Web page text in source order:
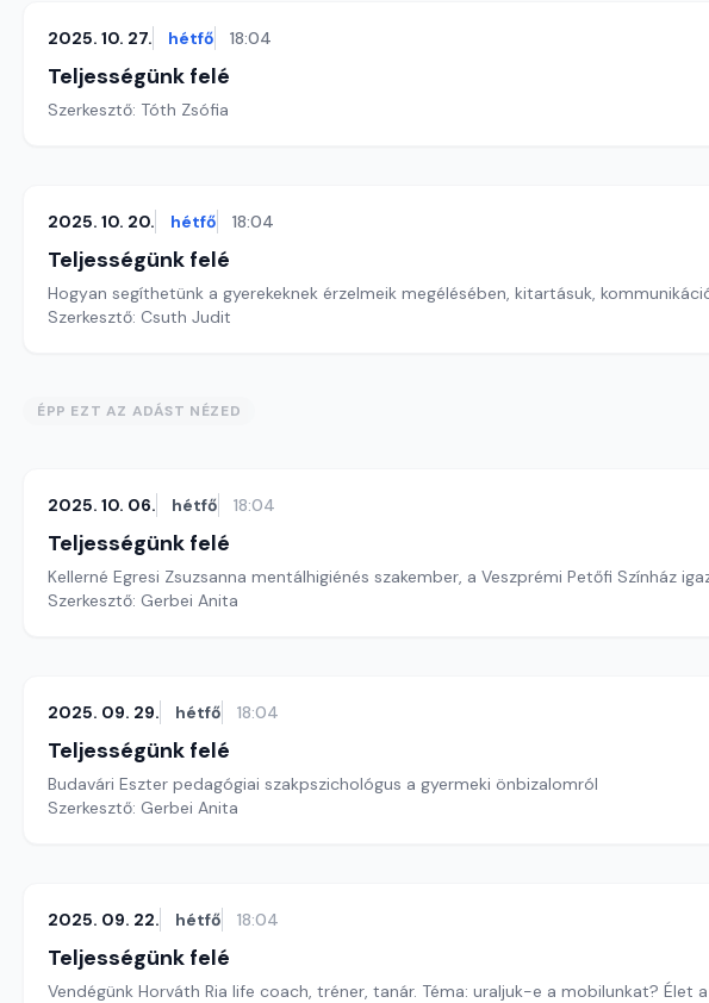
2025. 10. 27. hétfő 18:04
Teljességünk felé
Szerkesztő: Tóth Zsófia
2025. 10. 20. hétfő 18:04
Teljességünk felé
Hogyan segíthetünk a gyerekeknek érzelmeik megélésében, kitartásuk,
Szerkesztő: Csuth Judit
ÉPP EZT AZ ADÁST NÉZED
2025. 10. 06. hétfő 18:04
Teljességünk felé
Kellerné Egresi Zsuzsanna mentálhigiénés szakember, a Veszprémi Petőfi Színház
Szerkesztő: Gerbei Anita
2025. 09. 29. hétfő 18:04
Teljességünk felé
Budavári Eszter pedagógiai szakpszichológus a gyermeki önbizalomról
Szerkesztő: Gerbei Anita
2025. 09. 22. hétfő 18:04
Teljességünk felé
Vendégünk Horváth Ria life coach, tréner, tanár. Téma: uraljuk-e a mobilunkat? Élet